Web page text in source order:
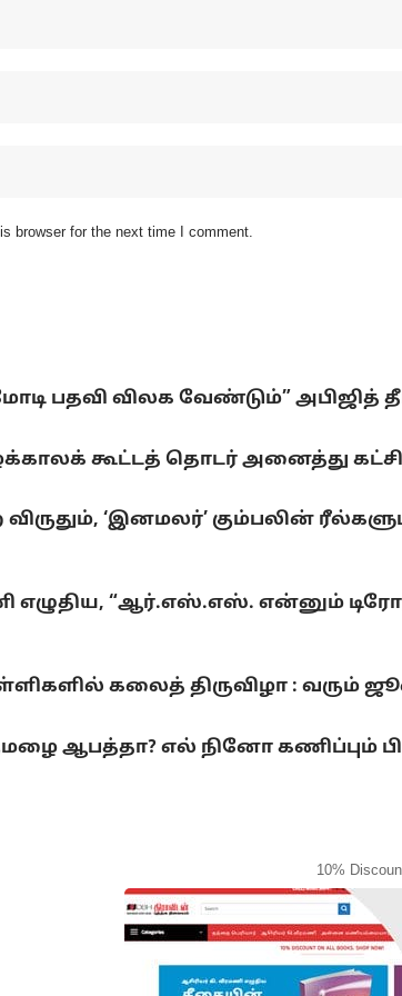
browser for the next time I comment.
மோடி பதவி விலக வேண்டும்” அபிஜித்
கூட்டத் தொடர் அனைத்து
‘இனமலர்’ கும்பலின்
எழுதிய, “ஆர்.எஸ்.எஸ். என்னும்
கலைத் திருவிழா : வரும்
ஆபத்தா? எல் நினோ கணிப்பும்
10%